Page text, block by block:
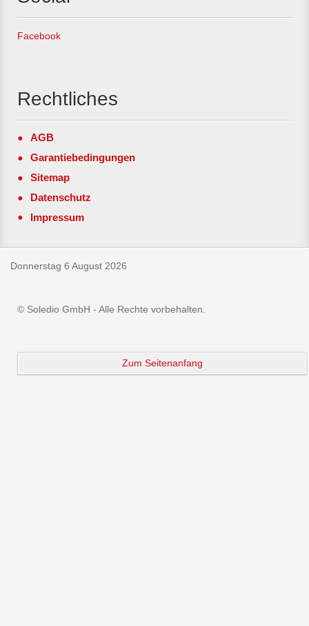
Facebook
Rechtliches
AGB
Garantiebedingungen
Sitemap
Datenschutz
Impressum
Donnerstag 6 August 2026
© Soledio GmbH - Alle Rechte vorbehalten.
Zum Seitenanfang